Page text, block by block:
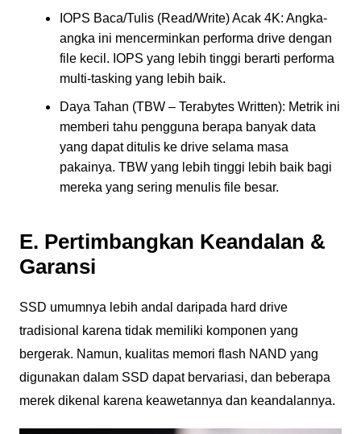
IOPS Baca/Tulis (Read/Write) Acak 4K: Angka-
angka ini mencerminkan performa drive dengan
file kecil. IOPS yang lebih tinggi berarti performa
multi-tasking yang lebih baik.
Daya Tahan (TBW – Terabytes Written): Metrik ini
memberi tahu pengguna berapa banyak data
yang dapat ditulis ke drive selama masa
pakainya. TBW yang lebih tinggi lebih baik bagi
mereka yang sering menulis file besar.
E. Pertimbangkan Keandalan &
Garansi
SSD umumnya lebih andal daripada hard drive
tradisional karena tidak memiliki komponen yang
bergerak. Namun, kualitas memori flash NAND yang
digunakan dalam SSD dapat bervariasi, dan beberapa
merek dikenal karena keawetannya dan keandalannya.